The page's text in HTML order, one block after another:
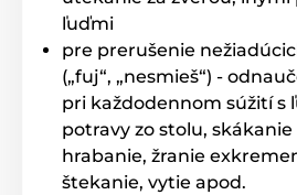
Hmotnosť a rozmery
Vysielačje široký 5,3
hlboký 2,9 cm a váži
je 4 cm široký, 6,1 cm
a váži 45 gramov.
ľuďmi
pre prerušenie
(„fuj“, „nesmieš“) -
pri každodennom súžití s
potravy zo stolu, skákanie
hrabanie, žranie
štekanie, vytie apod.